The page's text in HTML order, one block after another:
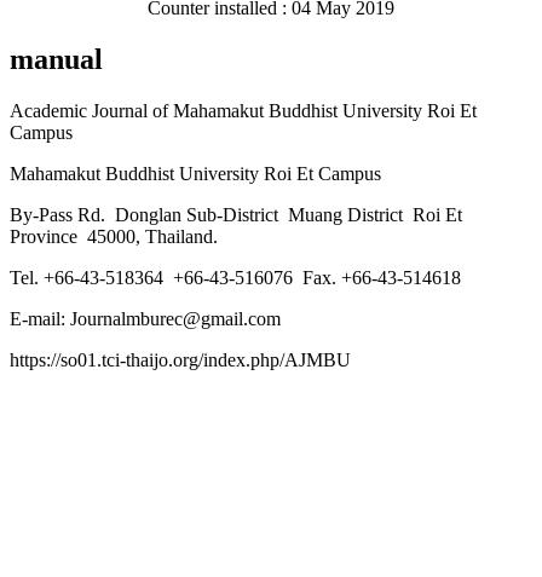
Counter installed : 04 May 2019
manual
Academic Journal of Mahamakut Buddhist University Roi Et
Campus
Mahamakut Buddhist University Roi Et Campus
By-Pass Rd. Donglan Sub-District Muang District Roi Et
Province 45000, Thailand.
Tel. +66-43-518364 +66-43-516076 Fax. +66-43-514618
E-mail: Journalmburec@gmail.com
https://so01.tci-thaijo.org/index.php/AJMBU